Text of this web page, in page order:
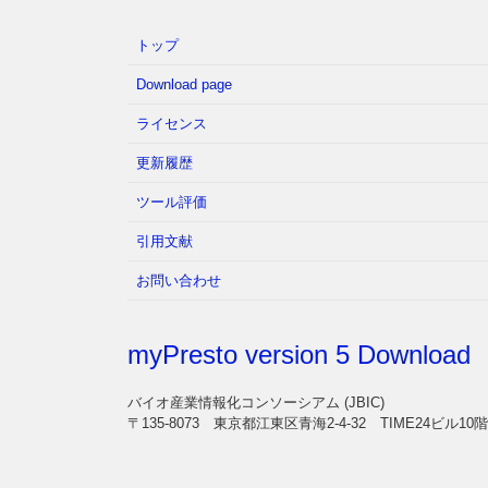
トップ
Download page
ライセンス
更新履歴
ツール評価
引用文献
お問い合わせ
myPresto version 5 Download
バイオ産業情報化コンソーシアム (JBIC)
〒135-8073 東京都江東区青海2-4-32 TIME24ビル10階